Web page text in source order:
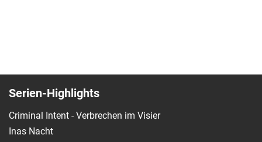
Serien-Highlights
Criminal Intent - Verbrechen im Visier
Inas Nacht